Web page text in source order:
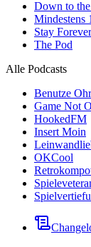
Down to
Mindestens
Stay Forever
The Pod
Alle Podcasts
Benutze
Game Not
HookedFM
Insert Moin
OKCool